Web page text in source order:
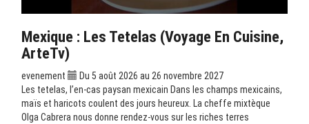
Mexique : Les Tetelas (Voyage En Cuisine,
ArteTv)
evenement
Du 5 août 2026 au 26 novembre 2027
Les tetelas, l’en-cas paysan mexicain Dans les champs mexicains,
maïs et haricots coulent des jours heureux. La cheffe mixtèque
Olga Cabrera nous donne rendez-vous sur les riches terres